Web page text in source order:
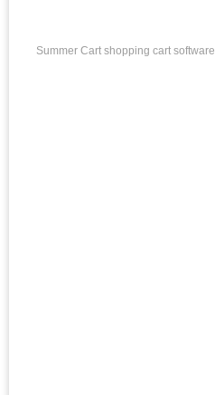
Summer Cart shopping cart software